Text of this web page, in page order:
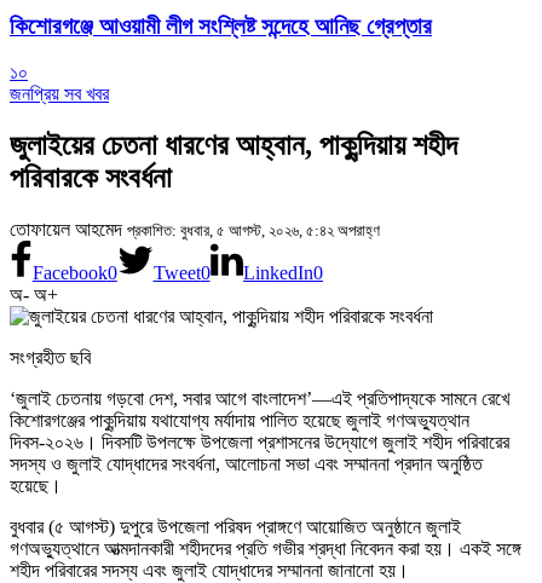
কিশোরগঞ্জে আওয়ামী লীগ সংশ্লিষ্ট সন্দেহে আনিছ গ্রেপ্তার
১০
জনপ্রিয় সব খবর
জুলাইয়ের চেতনা ধারণের আহ্বান, পাকুন্দিয়ায় শহীদ
পরিবারকে সংবর্ধনা
তোফায়েল আহমেদ প্রকাশিত: বুধবার, ৫ আগস্ট, ২০২৬, ৫:৪২ অপরাহ্ণ
Facebook0 Tweet0 LinkedIn0
অ- অ+
সংগ্রহীত ছবি
‘জুলাই চেতনায় গড়বো দেশ, সবার আগে বাংলাদেশ’—এই প্রতিপাদ্যকে সামনে রেখে
কিশোরগঞ্জের পাকুন্দিয়ায় যথাযোগ্য মর্যাদায় পালিত হয়েছে জুলাই গণঅভ্যুত্থান
দিবস-২০২৬। দিবসটি উপলক্ষে উপজেলা প্রশাসনের উদ্যোগে জুলাই শহীদ পরিবারের
সদস্য ও জুলাই যোদ্ধাদের সংবর্ধনা, আলোচনা সভা এবং সম্মাননা প্রদান অনুষ্ঠিত
হয়েছে।
বুধবার (৫ আগস্ট) দুপুরে উপজেলা পরিষদ প্রাঙ্গণে আয়োজিত অনুষ্ঠানে জুলাই
গণঅভ্যুত্থানে আত্মদানকারী শহীদদের প্রতি গভীর শ্রদ্ধা নিবেদন করা হয়। একই সঙ্গে
শহীদ পরিবারের সদস্য এবং জুলাই যোদ্ধাদের সম্মাননা জানানো হয়।